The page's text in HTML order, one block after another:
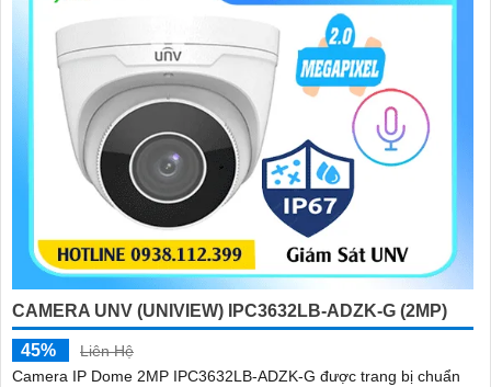
CAMERA UNV (UNIVIEW) IPC3632LB-ADZK-G (2MP)
45%
Liên Hệ
Camera IP Dome 2MP IPC3632LB-ADZK-G được trang bị chuẩn